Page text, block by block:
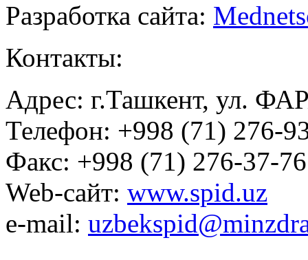
Разработка сайта:
Контакты:
Адрес: г.Ташкент, ул.
Телефон: +998 (71) 276-
Факс: +998 (71) 276-37-76
Web-сайт: www.spid.uz
e-mail: